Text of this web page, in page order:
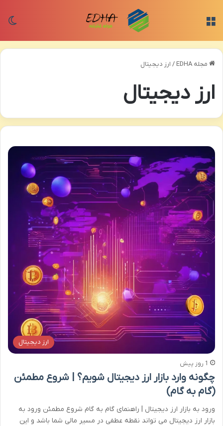
مجله EDHA / ارز دیجیتال
ارز دیجیتال
ارز دیجیتال
1 روز پیش
چگونه وارد بازار ارز دیجیتال شویم؟ | شروع مطمئن
(گام به گام)
ورود به بازار ارز دیجیتال | راهنمای گام به گام شروع مطمئن ورود به
بازار ارز دیجیتال می تواند نقطه عطفی در مسیر مالی شما باشد و این